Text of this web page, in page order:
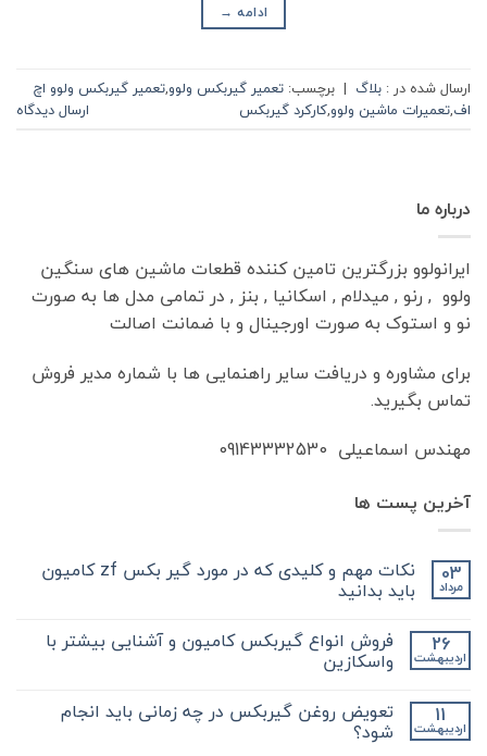
ادامه →
ارسال شده در : بلاگ | برچسب: تعمیر گیربکس ولوو,تعمیر گیربکس ولوو اچ
اف,تعمیرات ماشین ولوو,کارکرد گیربکس ارسال دیدگاه
درباره ما
ایرانولوو بزرگترین تامین کننده قطعات ماشین های سنگین
ولوو , رنو , میدلام , اسکانیا , بنز , در تمامی مدل ها به صورت
نو و استوک به صورت اورجینال و با ضمانت اصالت
برای مشاوره و دریافت سایر راهنمایی ها با شماره مدیر فروش
تماس بگیرید.
مهندس اسماعیلی 09143332530
آخرین پست ها
03
مرداد
نکات مهم و کلیدی که در مورد گیر بکس zf کامیون
باید بدانید
دیدگاهی
نکات
مهم
کلیدی
در
مورد
نشده 26
اردیبهشت
فروش انواع گیربکس کامیون و آشنایی بیشتر با
واسکازین
برای
فروش
انواع
ثبت
نشده 11
اردیبهشت
تعویض روغن گیربکس در چه زمانی باید انجام
شود؟